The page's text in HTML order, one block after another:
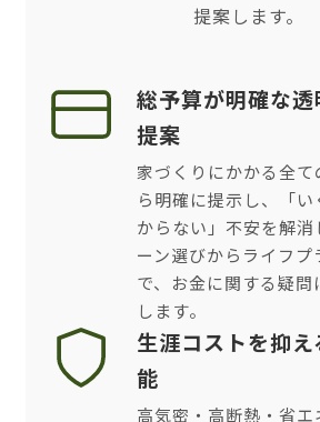
提案します。
総予算が明確な
提案
家づくりにかかる全
ら明確に提示し、「
からない」不安を解消
ーン選びからライフプ
で、お金に関する疑問
します。
生涯コストを抑
能
高気密・高断熱・省エ